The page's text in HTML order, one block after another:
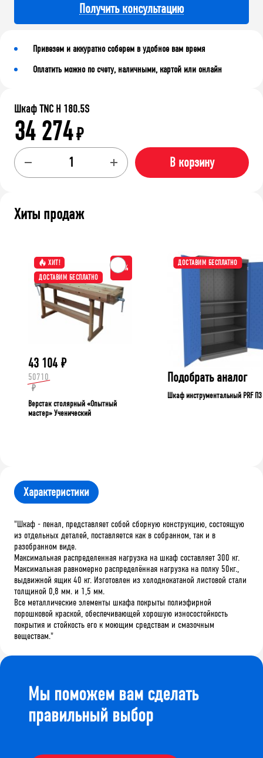
Получить консультацию
Привезем и аккуратно соберем в удобное вам время
Оплатить можно по счету, наличными, картой или онлайн
Шкаф TNC H 180.5S
34 274₽
В корзину
Хиты продаж
ХИТ!
ДОСТАВИМ БЕСПЛАТНО
-15%
43 104 ₽
50710
₽
Верстак столярный «Опытный
мастер» Ученический
ДОСТАВИМ БЕСПЛАТНО
Подобрать аналог
Шкаф инструментальный PRF П3
Характеристики
"Шкаф - пенал, представляет собой сборную конструкцию, состоящую
из отдельных деталей, поставляется как в собранном, так и в
разобранном виде.
Максимальная распределенная нагрузка на шкаф составляет 300 кг.
Максимальная равномерно распределённая нагрузка на полку 50кг.,
выдвижной ящик 40 кг. Изготовлен из холоднокатаной листовой стали
толщиной 0,8 мм. и 1,5 мм.
Все металлические элементы шкафа покрыты полиэфирной
порошковой краской, обеспечивающей хорошую износостойкость
покрытия и стойкость его к моющим средствам и смазочным
веществам."
Мы поможем вам сделать
правильный выбор